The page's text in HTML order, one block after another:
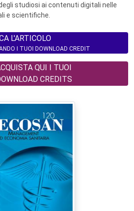
studiosi ai contenuti digitali nelle
e scientifiche.
L'ARTICOLO
I TUOI DOWNLOAD CREDIT
QUI I TUOI
CREDITS